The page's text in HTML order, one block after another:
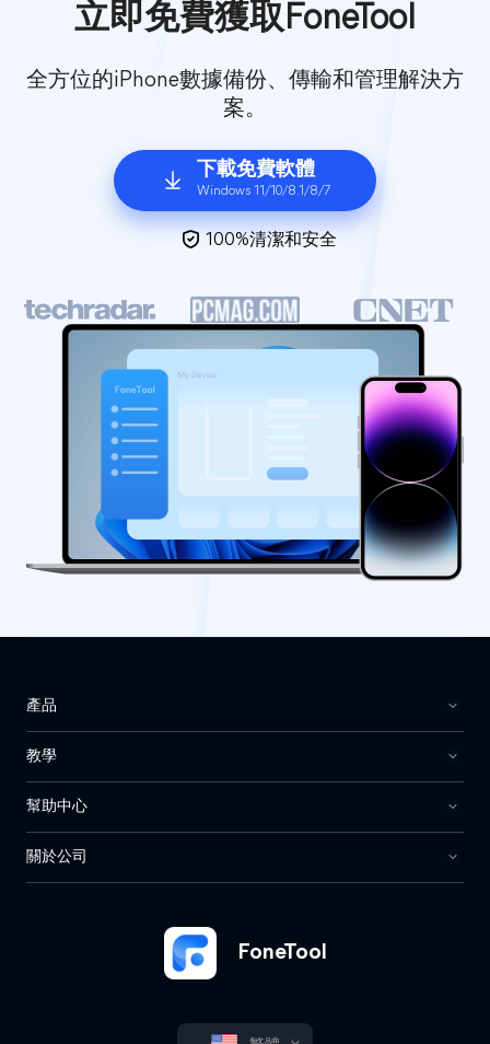
立即免費獲取FoneTool
全方位的iPhone數據備份、傳輸和管理解決方
案。
下載免費軟體
Windows 11/10/8.1/8/7
100%清潔和安全
FoneTool
產品
教學
幫助中心
關於公司